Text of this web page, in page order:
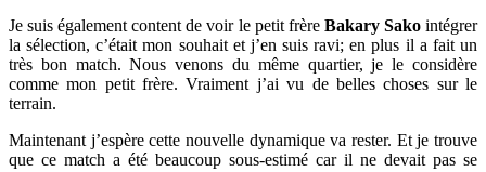
Je suis également content de voir le petit frère Bakary Sakointégrer
la sélection, c’était mon souhait et j’en suis ravi; en plus il a fait un
très bon match. Nous venons du même quartier, je le considère
comme mon petit frère. Vraiment j’ai vu de belles choses sur le
terrain.
Maintenant j’espère cette nouvelle dynamique va rester. Et je trouve
que ce match a été beaucoup sous-estimé car il ne devait pas se